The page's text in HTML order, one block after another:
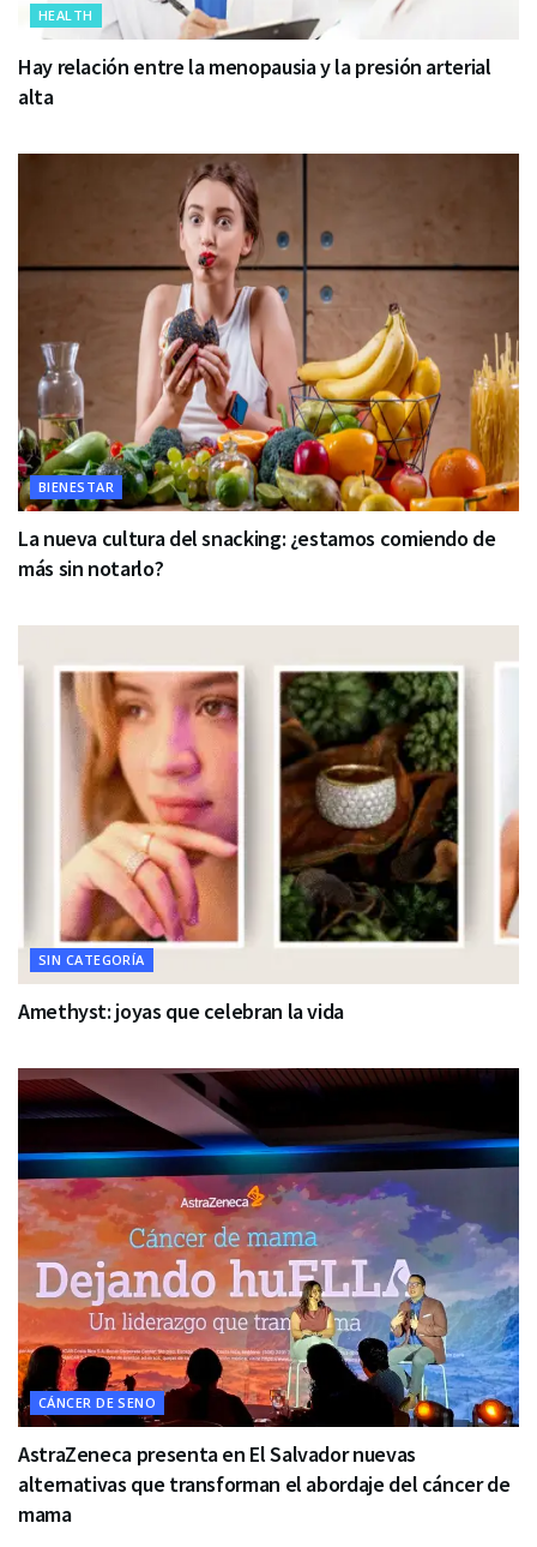
HEALTH
Hay relación entre la menopausia y la presión arterial
alta
BIENESTAR
La nueva cultura del snacking: ¿estamos comiendo de
más sin notarlo?
SIN CATEGORÍA
Amethyst: joyas que celebran la vida
CÁNCER DE SENO
AstraZeneca presenta en El Salvador nuevas
alternativas que transforman el abordaje del cáncer de
mama